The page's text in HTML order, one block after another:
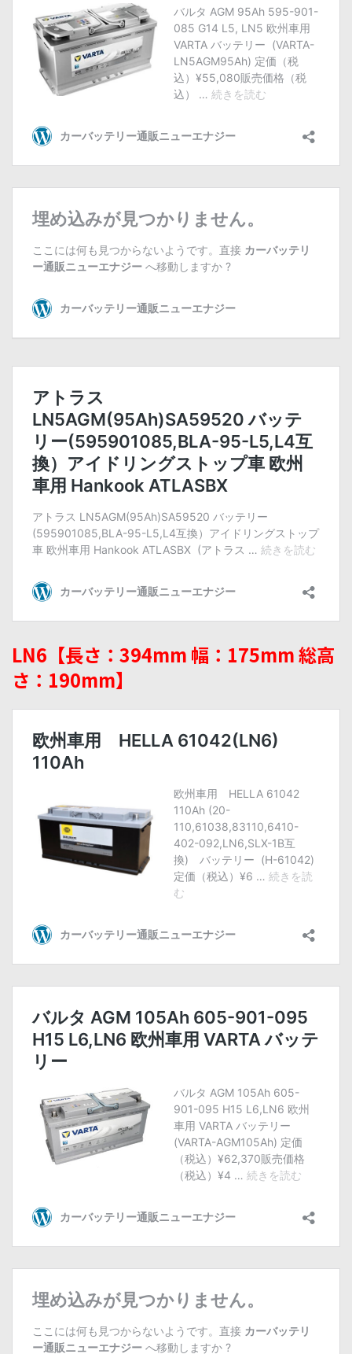
LN6【長さ：394mm 幅：175mm 総高
さ：190mm】